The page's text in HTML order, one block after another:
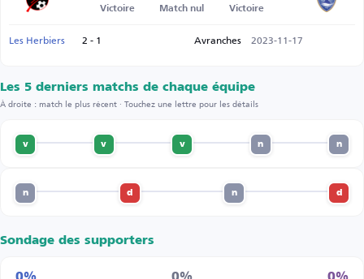
Victoire
Match nul
Victoire
Les Herbiers 2 - 1 Avranches 2023-11-17
Les 5 derniers matchs de chaque équipe
À droite : match le plus récent · Touchez une lettre pour les détails
n
n
v
v
v
d
n
d
n
Sondage des supporters